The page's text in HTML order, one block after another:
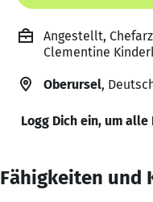
Angestellt,
Clementine
Oberursel,
Logg Dich ein, um alle
Fähigkeiten und